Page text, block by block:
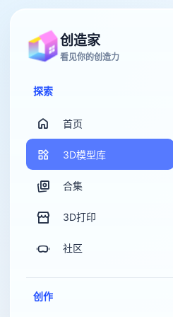
创造家
看见你的创造力
探索
首页
3D模型库
合集
3D打印
社区
创作